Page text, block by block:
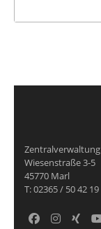
Zentralverwaltung
Wiesenstraße 3-5
45770 Marl
T: 02365 / 50 42 19